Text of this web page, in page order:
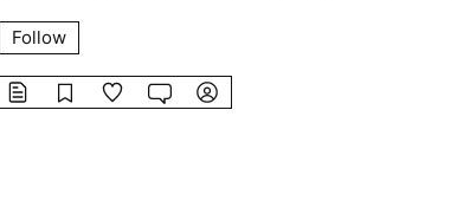
Follow